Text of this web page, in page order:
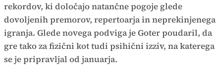
rekordov, ki določajo natančne pogoje glede
dovoljenih premorov, repertoarja in neprekinjenega
igranja. Glede novega podviga je Goter poudaril, da
gre tako za fizični kot tudi psihični izziv, na katerega
se je pripravljal od januarja.